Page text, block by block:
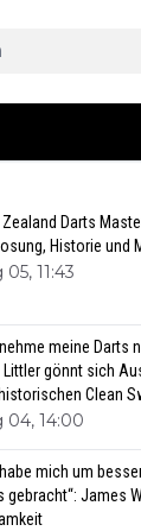
Zealand Darts
Historie und
11:43
meine Darts
Littler gönnt sich
Clean
04, 14:00
mich um
gebracht“: James